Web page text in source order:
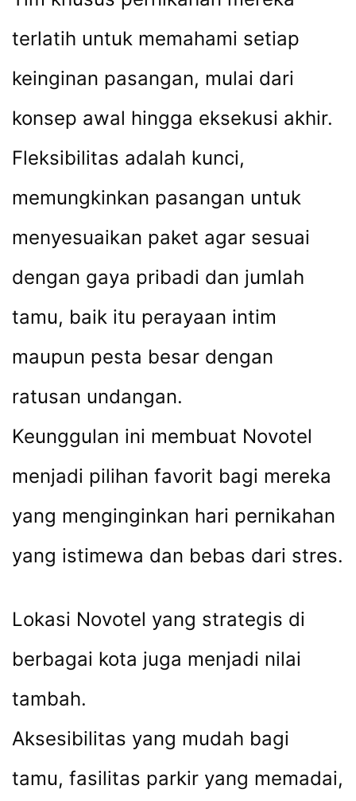
terlatih untuk memahami setiap
keinginan pasangan, mulai dari
konsep awal hingga eksekusi akhir.
Fleksibilitas adalah kunci,
memungkinkan pasangan untuk
menyesuaikan paket agar sesuai
dengan gaya pribadi dan jumlah
tamu, baik itu perayaan intim
maupun pesta besar dengan
ratusan undangan.
Keunggulan ini membuat Novotel
menjadi pilihan favorit bagi mereka
yang menginginkan hari pernikahan
yang istimewa dan bebas dari stres.
Lokasi Novotel yang strategis di
berbagai kota juga menjadi nilai
tambah.
Aksesibilitas yang mudah bagi
tamu, fasilitas parkir yang memadai,